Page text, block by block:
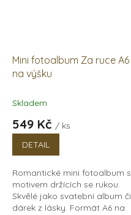
Mini fotoalbum Za ruce A6
na výšku
Skladem
549 Kč / ks
DETAIL
Romantické mini fotoalbum s
motivem držících se rukou.
Skvělé jako svatební album či
dárek z lásky. Formát A6 na